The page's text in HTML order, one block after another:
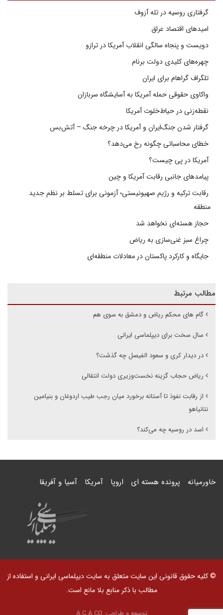
گرفتاری روسیه در تله آزوف
امیدهای اقتصاد عراق
دویست و پنجاه سالگی انقلاب آمریکا در ترازو
چهره‌های کلیدی دولت برنام
تلگراف گراهام برای ایران
واکاوی حقوقی حمله آمریکا به آسایشگاه سربازان
نقطه‌زنی در حیاط‌خلوت آمریکا
گرفتار شدن جنگ‌ایران و آمریکا در چرخه جنگ – آتش‌بس
خطای محاسباتی چگونه رخ می‌دهد؟
آمریکا در پی چیست؟
پیامدهای جانبی رقابت آمریکا و چین
رقابت ترکیه و رژیم صهیونیستی؛ آزمونی برای تسلط بر نظم جدید
منطقه
حجاز هسته‌ای نخواهد شد
چراغ سبز غنی‌سازی به ریاض
جایگاه و کارکرد پاکستان در معادلات منطقه‌ای
مطالب مرتبط
گام های محکم ریاض و دمشق به سوی هم
سال سخت برای دیپلماسی ایرانی
در دیدار کری و سعود الفیصل چه گذشت؟
ریاض حجاب گزینه نخست‌وزیری دولت انتقالی
از رقابت نفوذ تا آستانه برخورد میان رجب طیب اردوغان و بنیامین
نتانیاهو
اسد در روسیه چه می‌کند؟
خاورمیانه پرونده هسته ای اروپا آمریکا آسیا و آفریقا
© کلیه حقوق قانونی این سایت متعلق به سایت دیپلماسی ایرانی و استفاده از
مطالب با ذکر منابع بلا مانع است.